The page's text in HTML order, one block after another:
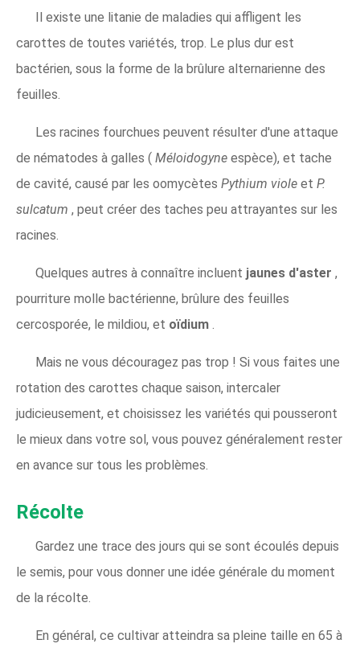
Il existe une litanie de maladies qui affligent les
carottes de toutes variétés, trop. Le plus dur est
bactérien, sous la forme de la brûlure alternarienne des
feuilles.
Les racines fourchues peuvent résulter d'une attaque
de nématodes à galles ( Méloidogyne espèce), et tache
de cavité, causé par les oomycètes Pythium viole et P.
sulcatum , peut créer des taches peu attrayantes sur les
racines.
Quelques autres à connaître incluent jaunes d'aster ,
pourriture molle bactérienne, brûlure des feuilles
cercosporée, le mildiou, et oïdium
Mais ne vous découragez pas trop ! Si vous faites une
rotation des carottes chaque saison, intercaler
judicieusement, et choisissez les variétés qui pousseront
le mieux dans votre sol, vous pouvez généralement rester
en avance sur tous les problèmes.
Récolte
Gardez une trace des jours qui se sont écoulés depuis
le semis, pour vous donner une idée générale du moment
de la récolte.
En général, ce cultivar atteindra sa pleine taille en 65 à